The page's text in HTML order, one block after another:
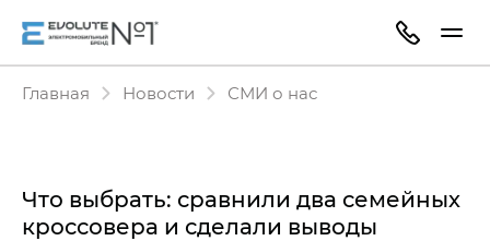
Главная Новости СМИ о нас
Что выбрать: сравнили два семейных
кроссовера и сделали выводы